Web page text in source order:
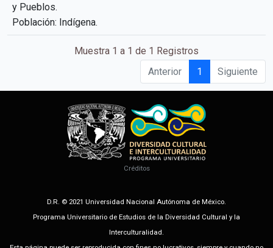
y Pueblos.
Población: Indígena.
Muestra 1 a 1 de 1 Registros
Anterior
1 Siguiente
Créditos
D.R. © 2021 Universidad Nacional Autónoma de México.
Programa Universitario de Estudios de la Diversidad Cultural y la
Interculturalidad.